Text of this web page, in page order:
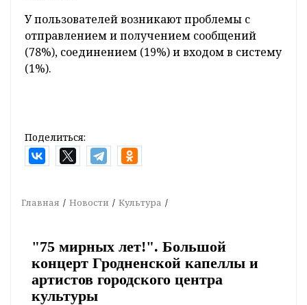
У пользователей возникают проблемы с
отправлением и получением сообщений
(78%), соединением (19%) и входом в систему
(1%).
Поделиться:
Главная Новости Культура
"75 мирных лет!". Большой
концерт Гродненской капеллы и
артистов городского центра
культуры